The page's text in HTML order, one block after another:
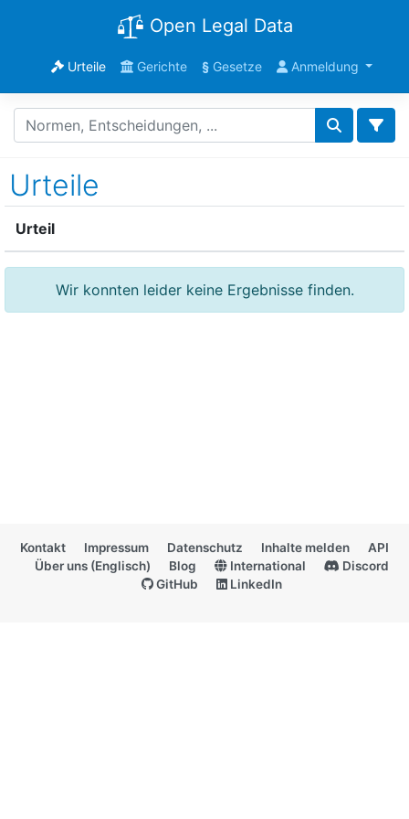
Open Legal Data
Urteile Gerichte §Gesetze Anmeldung
Urteile
Urteil
Wir konnten leider keine Ergebnisse finden.
Kontakt Impressum Datenschutz Inhalte melden
API
Über uns (Englisch)
Blog International
Discord
GitHub
LinkedIn